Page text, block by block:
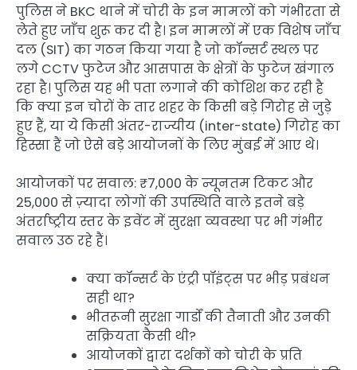
पुलिस ने BKC थाने में चोरी के इन मामलों को गंभीरता से
लेते हुए जाँच शुरू कर दी है। इन मामलों में एक विशेष जाँच
दल (SIT) का गठन किया गया है जो कॉन्सर्ट स्थल पर
लगे CCTV फुटेज और आसपास के क्षेत्रों के फुटेज खंगाल
रहा है। पुलिस यह भी पता लगाने की कोशिश कर रही है
कि क्या इन चोरों के तार शहर के किसी बड़े गिरोह से जुड़े
हुए हैं, या ये किसी अंतर-राज्यीय (inter-state) गिरोह का
हिस्सा हैं जो ऐसे बड़े आयोजनों के लिए मुंबई में आए थे।
आयोजकों पर सवाल: ₹7,000 के न्यूनतम टिकट और
25,000 से ज़्यादा लोगों की उपस्थिति वाले इतने बड़े
अंतर्राष्ट्रीय स्तर के इवेंट में सुरक्षा व्यवस्था पर भी गंभीर
सवाल उठ रहे हैं।
क्या कॉन्सर्ट के एंट्री पॉइंट्स पर भीड़ प्रबंधन
सही था?
भीतरूनी सुरक्षा गार्डों की तैनाती और उनकी
सक्रियता कैसी थी?
आयोजकों द्वारा दर्शकों को चोरी के प्रति